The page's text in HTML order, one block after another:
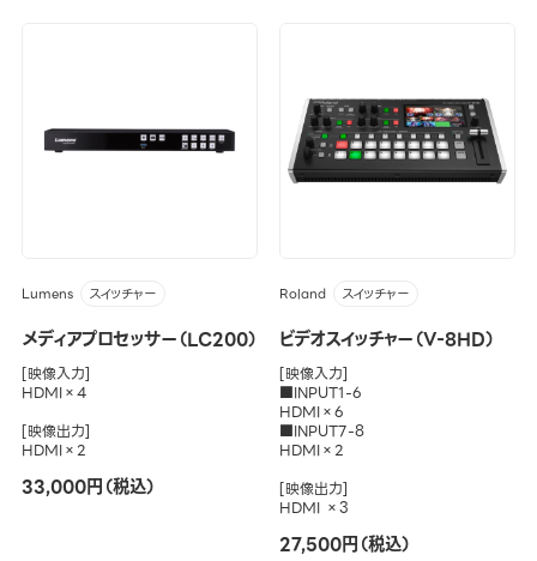
Lumens スイッチャー
メディアプロセッサー（LC200）
[映像入力]
HDMI×4
[映像出力]
HDMI×2
33,000円（税込）
Roland スイッチャー
ビデオスイッチャー（V-8HD）
[映像入力]
■INPUT1-6
HDMI×6
■INPUT7-8
HDMI×2
[映像出力]
HDMI ×3
27,500円（税込）